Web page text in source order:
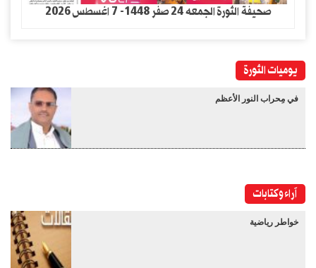
صحيفة الثورة الجمعه 24 صفر 1448- 7 اغسطس 2026
يوميات الثورة
في مِحراب النور الأعظم
آراء وكتابات
خواطر رياضية